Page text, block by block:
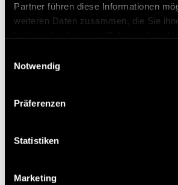
Partner führen diese Informationen
weiteren Daten zusammen, die Sie
Notwendig
Präferenzen
Statistiken
Marketing
Neueste Beiträge
Besuchen Sie uns beim Lean
von 11. – 13. März 2026 in
Digitalisierung von Lean-
Unser Ideenmanagement-Tool
Was macht Results in Control so